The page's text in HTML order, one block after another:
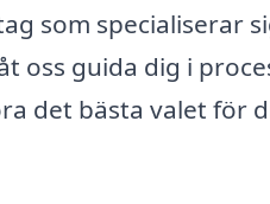
som specialiserar
oss guida dig i
det bästa valet för